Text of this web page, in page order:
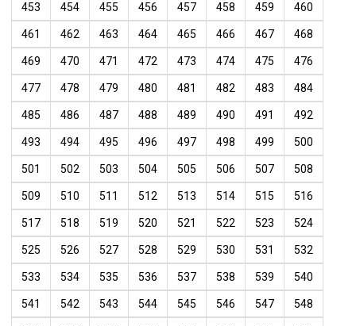
453 454 455 456 457 458 459 460
461 462 463 464 465 466 467 468
469 470 471 472 473 474 475 476
477 478 479 480 481 482 483 484
485 486 487 488 489 490 491 492
493 494 495 496 497 498 499 500
501 502 503 504 505 506 507 508
509 510 511 512 513 514 515 516
517 518 519 520 521 522 523 524
525 526 527 528 529 530 531 532
533 534 535 536 537 538 539 540
541 542 543 544 545 546 547 548